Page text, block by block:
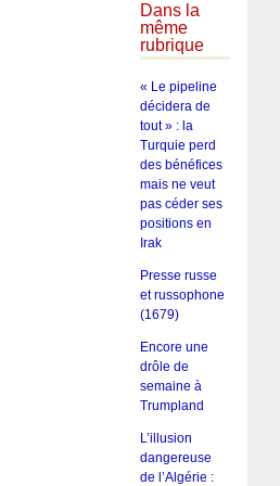
Dans la
même
rubrique
« Le pipeline
décidera de
tout » : la
Turquie perd
des bénéfices
mais ne veut
pas céder ses
positions en
Irak
Presse russe
et russophone
(1679)
Encore une
drôle de
semaine à
Trumpland
L’illusion
dangereuse
de l’Algérie :